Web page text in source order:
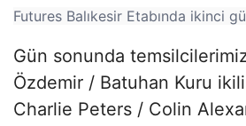
Futures Balıkesir Etabında ikinci
Gün sonunda
Özdemir / Batuhan Kuru
Charlie Peters / Colin